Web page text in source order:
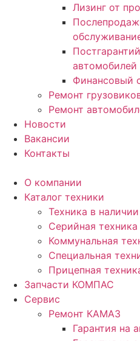
Лизинг от
Финансовый
Ремонт
Ремонт
Новости
Вакансии
Контакты
О компании
Каталог техники
Техника в наличии
Серийная техника
Коммунальная
Специальная
Прицепная
Запчасти КОМПАС
Сервис
Ремонт КАМАЗ
Гарантия на